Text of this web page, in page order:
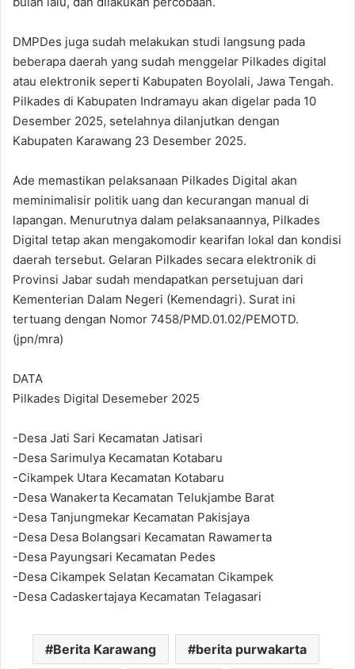
DMPDes juga sudah melakukan studi langsung pada
beberapa daerah yang sudah menggelar Pilkades digital
atau elektronik seperti Kabupaten Boyolali, Jawa Tengah.
Pilkades di Kabupaten Indramayu akan digelar pada 10
Desember 2025, setelahnya dilanjutkan dengan
Kabupaten Karawang 23 Desember 2025.
Ade memastikan pelaksanaan Pilkades Digital akan
meminimalisir politik uang dan kecurangan manual di
lapangan. Menurutnya dalam pelaksanaannya, Pilkades
Digital tetap akan mengakomodir kearifan lokal dan kondisi
daerah tersebut. Gelaran Pilkades secara elektronik di
Provinsi Jabar sudah mendapatkan persetujuan dari
Kementerian Dalam Negeri (Kemendagri). Surat ini
tertuang dengan Nomor 7458/PMD.01.02/PEMOTD.
(jpn/mra)
DATA
Pilkades Digital Desemeber 2025
-Desa Jati Sari Kecamatan Jatisari
-Desa Sarimulya Kecamatan Kotabaru
-Cikampek Utara Kecamatan Kotabaru
-Desa Wanakerta Kecamatan Telukjambe Barat
-Desa Tanjungmekar Kecamatan Pakisjaya
-Desa Desa Bolangsari Kecamatan Rawamerta
-Desa Payungsari Kecamatan Pedes
-Desa Cikampek Selatan Kecamatan Cikampek
-Desa Cadaskertajaya Kecamatan Telagasari
Berita Karawang berita purwakarta